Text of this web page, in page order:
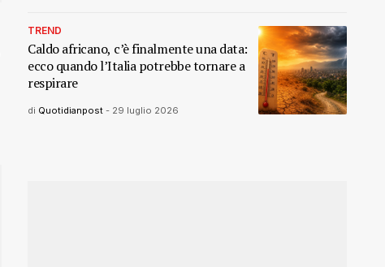
TREND
Caldo africano, c’è finalmente una data:
ecco quando l’Italia potrebbe tornare a
respirare
di Quotidianpost - 29 luglio 2026